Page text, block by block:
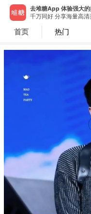
去堆糖App 体验强大
千万同好 分享海量高清
首页 热门